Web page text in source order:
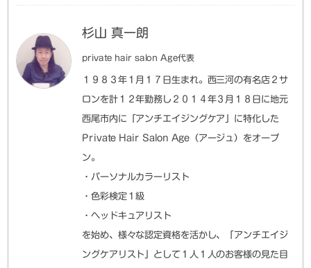
杉山 真一朗
private hair salon Age代表
１９８３年１月１７日生まれ。西三河の有名店２サ
ロンを計１２年勤務し２０１４年３月１８日に地元
西尾市内に「アンチエイジングケア」に特化した
Private Hair Salon Age（アージュ）をオープ
ン。
・パーソナルカラーリスト
・色彩検定１級
・ヘッドキュアリスト
を始め、様々な認定資格を活かし、「アンチエイジ
ングケアリスト」として１人１人のお客様の見た目